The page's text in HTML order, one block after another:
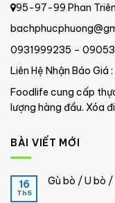
95-97-99 Phan
0931999235 –
Liên Hệ Nhận Báo
Foodlife cung cấp
lượng hàng đầu. Xóa
BÀI VIẾT MỚI
16
Th5
Gù bò / U bò /